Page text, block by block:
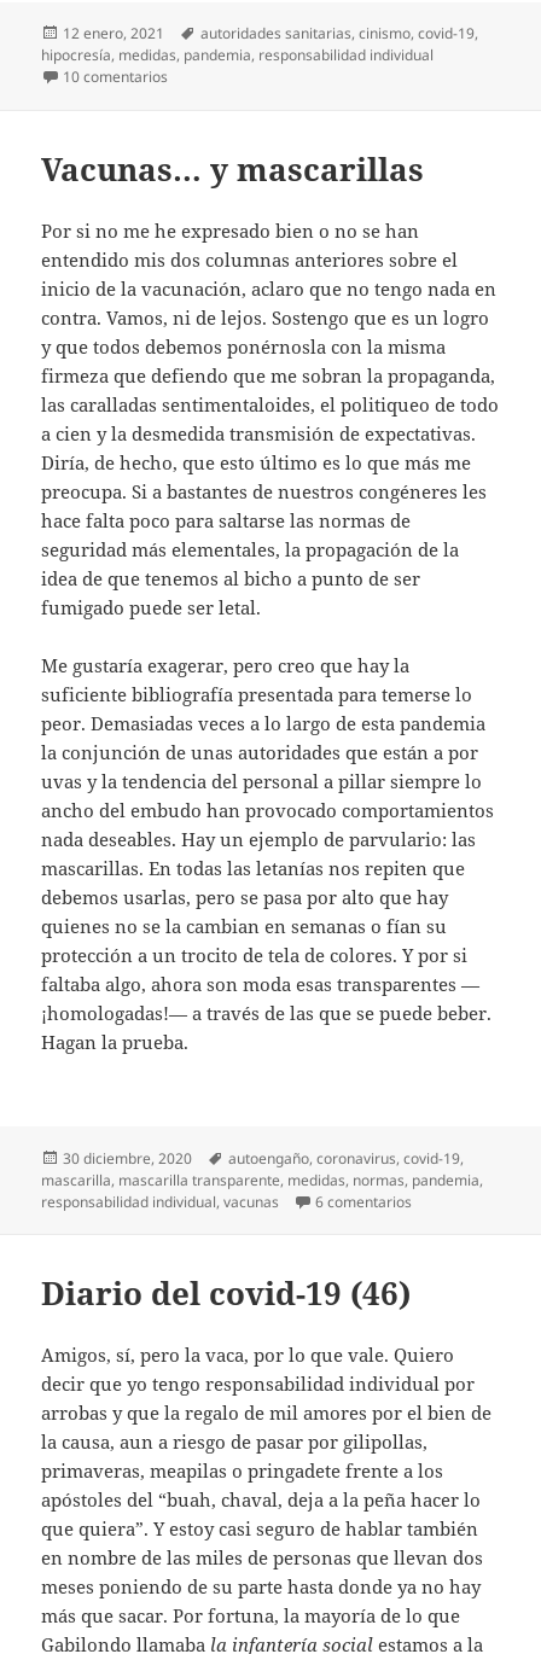
Publicado
el
12 enero, 2021 Etiquetas
autoridades sanitarias,cinismo,covid-19,
hipocresía, medidas, pandemia, responsabilidad individual
10 comentarios
Vacunas… y mascarillas
Por si no me he expresado bien o no se han
entendido mis dos columnas anteriores sobre el
inicio de la vacunación, aclaro que no tengo nada en
contra. Vamos, ni de lejos. Sostengo que es un logro
y que todos debemos ponérnosla con la misma
firmeza que defiendo que me sobran la propaganda,
las caralladas sentimentaloides, el politiqueo de todo
a cien y la desmedida transmisión de expectativas.
Diría, de hecho, que esto último es lo que más me
preocupa. Si a bastantes de nuestros congéneres les
hace falta poco para saltarse las normas de
seguridad más elementales, la propagación de la
idea de que tenemos al bicho a punto de ser
fumigado puede ser letal.
Me gustaría exagerar, pero creo que hay la
suficiente bibliografía presentada para temerse lo
peor. Demasiadas veces a lo largo de esta pandemia
la conjunción de unas autoridades que están a por
uvas y la tendencia del personal a pillar siempre lo
ancho del embudo han provocado comportamientos
nada deseables. Hay un ejemplo de parvulario: las
mascarillas. En todas las letanías nos repiten que
debemos usarlas, pero se pasa por alto que hay
quienes no se la cambian en semanas o fían su
protección a un trocito de tela de colores. Y por si
faltaba algo, ahora son moda esas transparentes —
¡homologadas!— a través de las que se puede beber.
Hagan la prueba.
Publicado
el
30 diciembre, 2020 Etiquetas
autoengaño,coronavirus,covid-19,
mascarilla, mascarilla transparente, medidas, normas, pandemia,
responsabilidad individual,vacunas 6 comentarios
Diario del covid-19 (46)
Amigos, sí, pero la vaca, por lo que vale. Quiero
decir que yo tengo responsabilidad individual por
arrobas y que la regalo de mil amores por el bien de
la causa, aun a riesgo de pasar por gilipollas,
primaveras, meapilas o pringadete frente a los
apóstoles del “buah, chaval, deja a la peña hacer lo
que quiera”. Y estoy casi seguro de hablar también
en nombre de las miles de personas que llevan dos
meses poniendo de su parte hasta donde ya no hay
más que sacar. Por fortuna, la mayoría de lo que
Gabilondo llamaba la infantería social estamos a la